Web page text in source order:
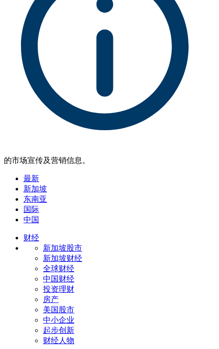
的市场宣传及营销信息。
最新
新加坡
东南亚
国际
中国
财经
新加坡股市
新加坡财经
全球财经
中国财经
投资理财
房产
美国股市
中小企业
起步创新
财经人物